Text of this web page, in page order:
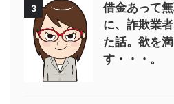
3
借金あって
に、詐欺業
た話。欲を
す・・・。